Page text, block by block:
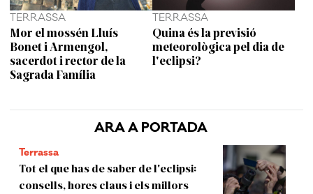
ARA A PORTADA
Terrassa
Tot el que has de saber de l'eclipsi:
consells, hores claus i els millors
TERRASSA
Mor el mossén Lluís
Bonet i Armengol,
sacerdot i rector de la
Sagrada Família
TERRASSA
Quina és la previsió
meteorològica pel dia de
l'eclipsi?